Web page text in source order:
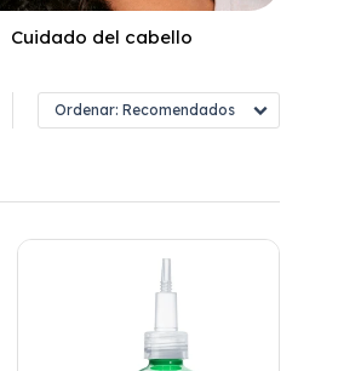
Cuidado del cabello
Recomendados